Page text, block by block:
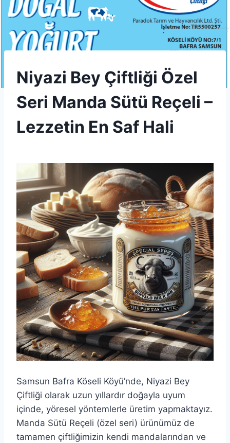
TATLÄ±
VE
LEZZETLER
|
UNCATEGORIZED
Niyazi Bey Çiftliği Özel
Seri Manda Sütü Reçeli –
Lezzetin En Saf Hali
Admin
Samsun Bafra Köseli Köyü’nde, Niyazi Bey
Çiftliği olarak uzun yıllardır doğayla uyum
içinde, yöresel yöntemlerle üretim yapmaktayız.
Manda Sütü Reçeli (özel seri) ürünümüz de
tamamen çiftliğimizin kendi mandalarından ve